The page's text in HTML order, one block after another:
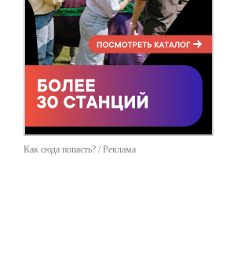
Как сюда попасть? / Реклама